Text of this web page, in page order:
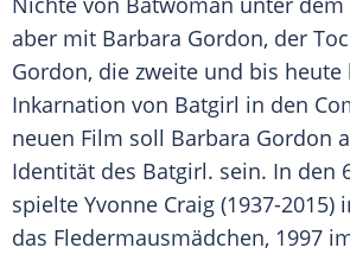
aber mit Barbara Gordon, der
Gordon, die zweite und bis heute
Inkarnation von Batgirl in den
neuen Film soll Barbara Gordon
Identität des Batgirl. sein. In den
spielte Yvonne Craig (1937-2015)
das Fledermausmädchen, 1997